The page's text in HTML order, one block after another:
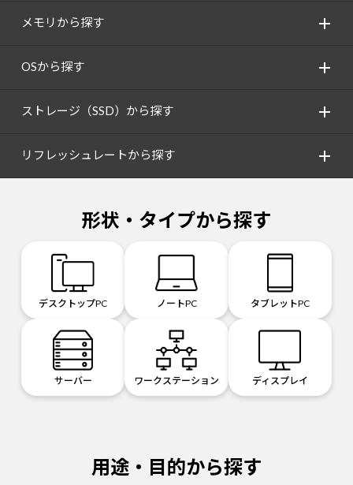
メモリから探す
OSから探す
ストレージ（SSD）から探す
リフレッシュレートから探す
形状・タイプから探す
デスクトップPC ノートPC タブレットPC
サーバー ワークステーション ディスプレイ
用途・目的から探す